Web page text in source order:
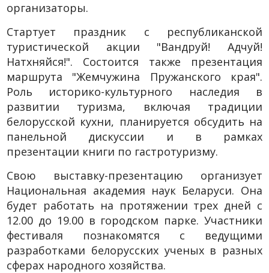
организаторы.
Стартует праздник с республиканской
туристической акции "Вандруй! Адчуй!
Натхняйся!". Состоится также презентация
маршрута "Жемчужина Пружанского края".
Роль историко-культурного наследия в
развитии туризма, включая традиции
белорусской кухни, планируется обсудить на
панельной дискуссии и в рамках
презентации книги по гастротуризму.
Свою выставку-презентацию организует
Национальная академия наук Беларуси. Она
будет работать на протяжении трех дней с
12.00 до 19.00 в городском парке. Участники
фестиваля познакомятся с ведущими
разработками белорусских ученых в разных
сферах народного хозяйства.